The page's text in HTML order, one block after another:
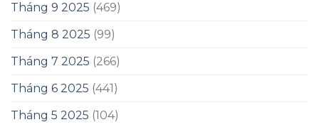
Tháng 9 2025 (469)
Tháng 8 2025 (99)
Tháng 7 2025 (266)
Tháng 6 2025 (441)
Tháng 5 2025 (104)